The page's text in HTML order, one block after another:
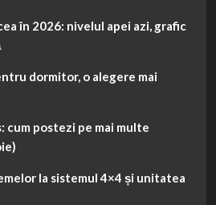
în 2026: nivelul apei azi, grafic
dormitor, o alegere mai
cum postezi pe mai multe
la sistemul 4×4 și unitatea